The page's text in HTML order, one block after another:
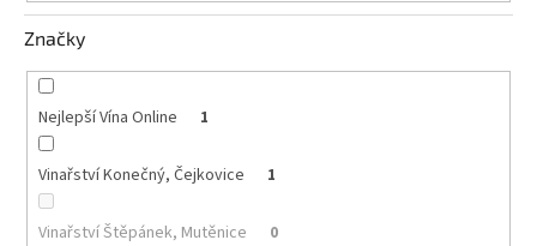
Akční
Poslední
láhve
skladem
Cuvée
vína
Značky
Nejlepší Vína Online 1
Vinařství Konečný, Čejkovice 1
Vinařství Štěpánek, Mutěnice 0